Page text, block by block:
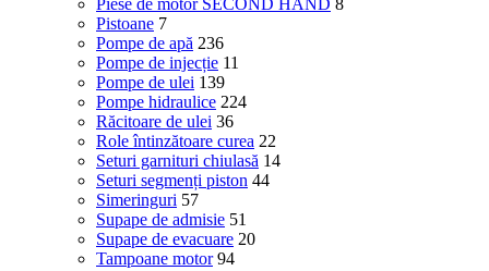
Piese de motor SECOND HAND 8
Pistoane 7
Pompe de apă 236
Pompe de injecție 11
Pompe de ulei 139
Pompe hidraulice 224
Răcitoare de ulei 36
Role întinzătoare curea 22
Seturi garnituri chiulasă 14
Seturi segmenți piston 44
Simeringuri 57
Supape de admisie 51
Supape de evacuare 20
Tampoane motor 94